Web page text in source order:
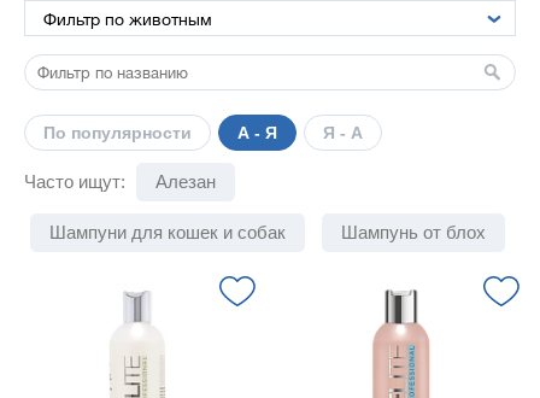
По популярности А - Я Я - А
Часто ищут: Алезан
Шампуни для кошек и собак Шампунь от блох